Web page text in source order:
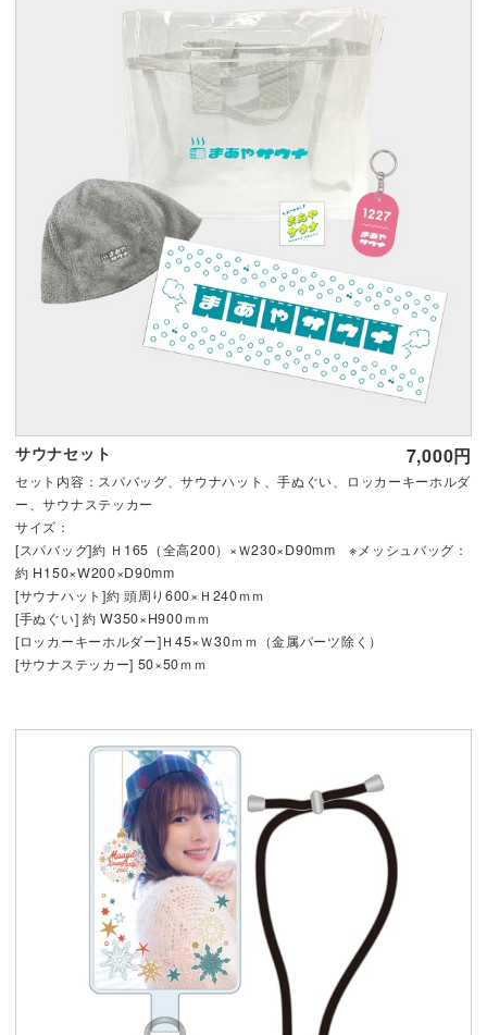
サウナセット 7,000円
セット内容：スパバッグ、サウナハット、手ぬぐい、ロッカーキーホルダ
ー、サウナステッカー
サイズ：
[スパバッグ]約 Ｈ165（全高200）×Ｗ230×D90mm ※メッシュバッグ：
約 H150×W200×D90mm
[サウナハット]約 頭周り600×Ｈ240ｍｍ
[手ぬぐい] 約 W350×H900ｍｍ
[ロッカーキーホルダー]Ｈ45×Ｗ30ｍｍ（金属パーツ除く）
[サウナステッカー] 50×50ｍｍ